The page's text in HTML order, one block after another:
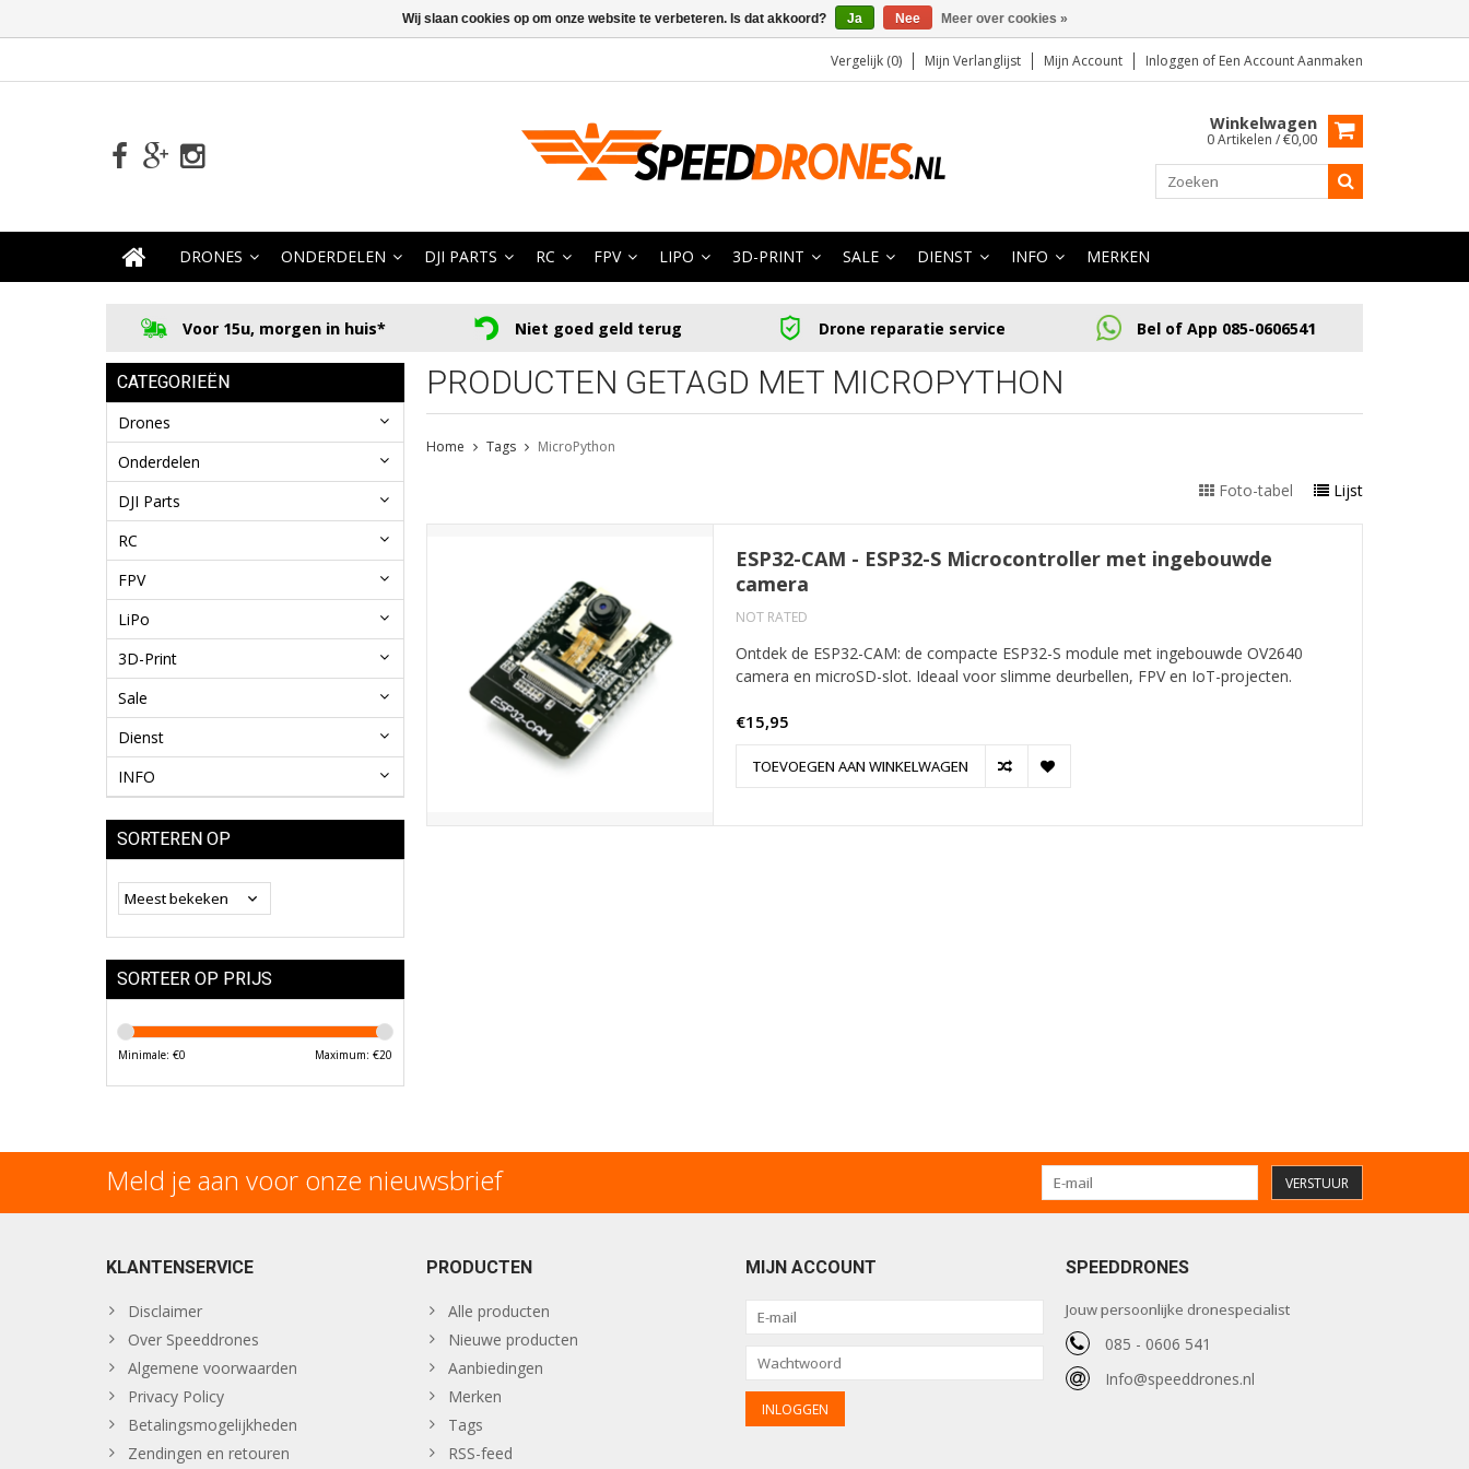
Vergelijk (0) Mijn Verlanglijst Mijn Account Inloggen of Een Account Aanmaken
Winkelwagen
0 Artikelen / €0,00
DRONES ONDERDELEN DJI PARTS RC FPV LIPO 3D-PRINT SALE DIENST INFO MERKEN
Voor 15u, morgen in huis* Niet goed geld terug Drone reparatie service Bel of App 085-0606541
CATEGORIEËN
Drones
Onderdelen
DJI Parts
RC
FPV
LiPo
3D-Print
Sale
Dienst
INFO
SORTEREN OP
SORTEER OP PRIJS
Minimale: €0 Maximum: €20
PRODUCTEN GETAGD MET MICROPYTHON
Home Tags MicroPython
Foto-tabel Lijst
ESP32-CAM - ESP32-S Microcontroller met ingebouwde
camera
NOT RATED
Ontdek de ESP32-CAM: de compacte ESP32-S module met ingebouwde OV2640
camera en microSD-slot. Ideaal voor slimme deurbellen, FPV en IoT-projecten.
€15,95
TOEVOEGEN AAN WINKELWAGEN
Meld je aan voor onze nieuwsbrief VERSTUUR
KLANTENSERVICE
Disclaimer
Over Speeddrones
Algemene voorwaarden
Privacy Policy
Betalingsmogelijkheden
Zendingen en retouren
PRODUCTEN
Alle producten
Nieuwe producten
Aanbiedingen
Merken
Tags
RSS-feed
MIJN ACCOUNT SPEEDDRONES
Jouw persoonlijke dronespecialist
085 - 0606 541
Info@speeddrones.nl
Wij slaan cookies op om onze website te verbeteren. Is dat akkoord? Ja Nee Meer over cookies »